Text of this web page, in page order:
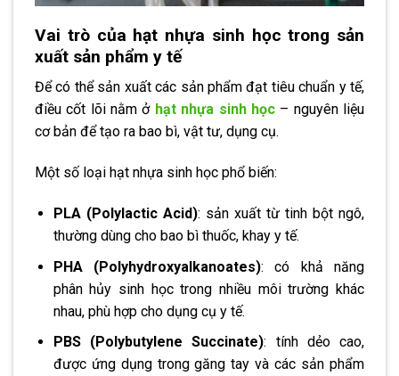
Vai trò của hạt nhựa sinh học trong sản
xuất sản phẩm y tế
Để có thể sản xuất các sản phẩm đạt tiêu chuẩn y tế,
điều cốt lõi nằm ở hạt nhựa sinh học – nguyên liệu
cơ bản để tạo ra bao bì, vật tư, dụng cụ.
Một số loại hạt nhựa sinh học phổ biến:
PLA (Polylactic Acid): sản xuất từ tinh bột ngô,
thường dùng cho bao bì thuốc, khay y tế.
PHA (Polyhydroxyalkanoates): có khả năng
phân hủy sinh học trong nhiều môi trường khác
nhau, phù hợp cho dụng cụ y tế.
PBS (Polybutylene Succinate): tính dẻo cao,
được ứng dụng trong găng tay và các sản phẩm